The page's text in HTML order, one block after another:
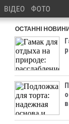
ВІДЕО ФОТО
ОСТАННІ НОВИНИ